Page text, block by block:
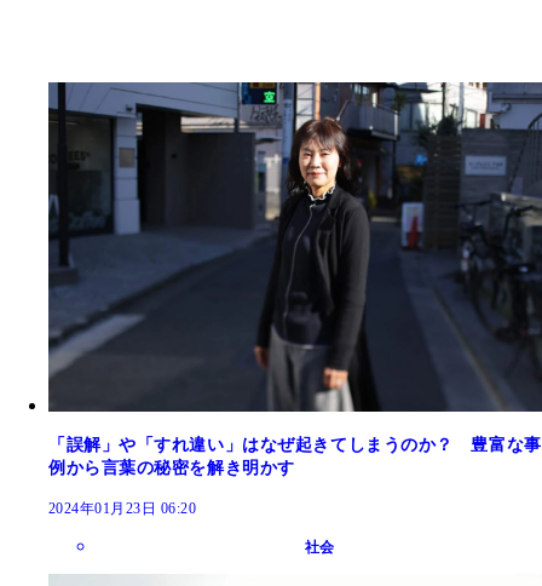
「誤解」や「すれ違い」はなぜ起きてしまうのか？ 豊富な事
例から言葉の秘密を解き明かす
2024年01月23日 06:20
社会